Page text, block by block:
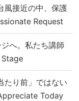
風接近の中、保護
Request
へ。私たち講師
Stage
たり前」ではない
Today